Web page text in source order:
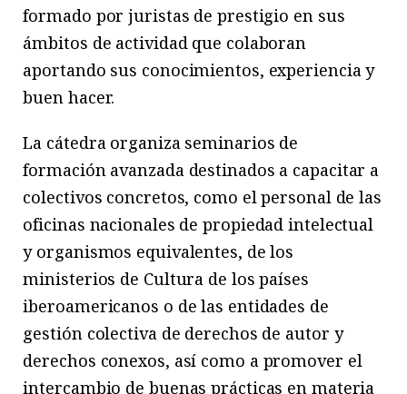
formado por juristas de prestigio en sus
ámbitos de actividad que colaboran
aportando sus conocimientos, experiencia y
buen hacer.
La cátedra organiza seminarios de
formación avanzada destinados a capacitar a
colectivos concretos, como el personal de las
oficinas nacionales de propiedad intelectual
y organismos equivalentes, de los
ministerios de Cultura de los países
iberoamericanos o de las entidades de
gestión colectiva de derechos de autor y
derechos conexos, así como a promover el
intercambio de buenas prácticas en materia